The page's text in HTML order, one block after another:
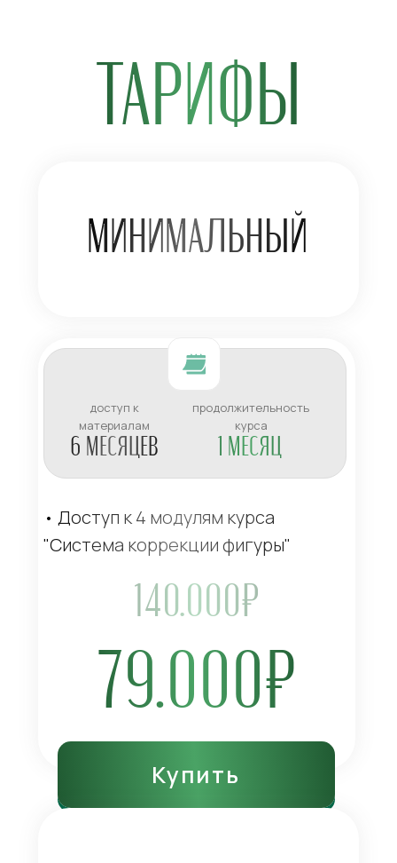
• Доступ к 4 модулям курса
"Система коррекции фигуры"
доступ к
материалам
6 МЕСЯЦЕВ
продолжительность
курса
1 МЕСЯЦ
МИНИМАЛЬНЫЙ
Купить
140.000₽
79.000₽
ТАРИФЫ